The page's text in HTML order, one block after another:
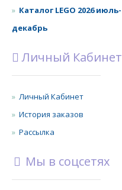
Каталог LEGO 2026 июль-
декабрь
Личный Кабинет
Личный Кабинет
История заказов
Рассылка
Мы в соцсетях